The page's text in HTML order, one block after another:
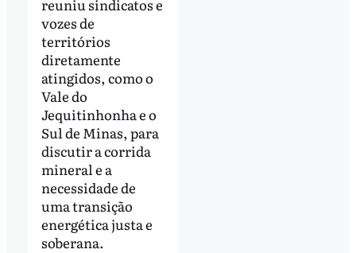
reuniu sindicatos e
vozes de
territórios
diretamente
atingidos, como o
Vale do
Jequitinhonha e o
Sul de Minas, para
discutir a corrida
mineral e a
necessidade de
uma transição
energética justa e
soberana.